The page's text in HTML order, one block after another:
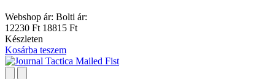
Webshop ár: Bolti ár:
12230 Ft 18815 Ft
Készleten
Kosárba teszem